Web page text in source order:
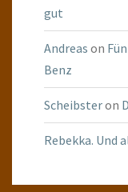
gut
Andreas on
Benz
Scheibsteron
Rebekka. Und